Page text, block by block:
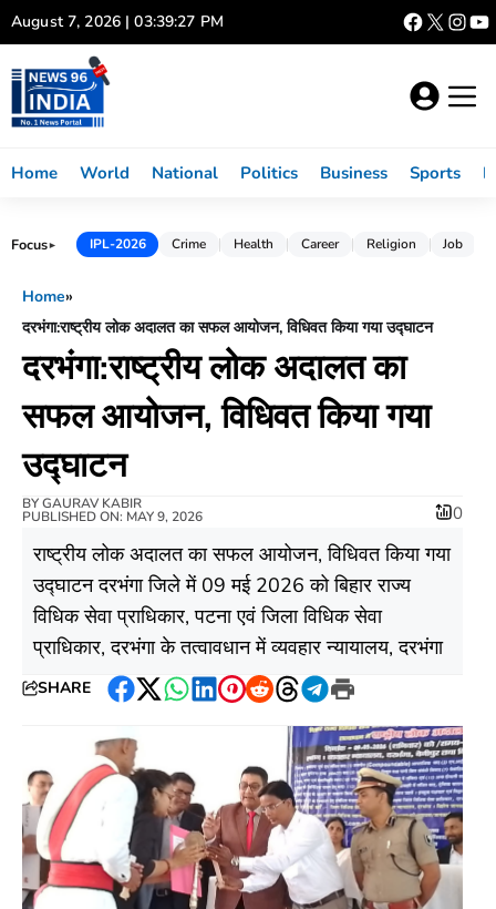
Skip
to
content
August 7, 2026 | 03:39:28 PM
Home World National Politics Business Sports
Focus► IPL-2026 Crime Health Career Religion Job
Home»
दरभंगा:राष्ट्रीय लोक अदालत का सफल आयोजन, विधिवत किया गया उद्घाटन
दरभंगा:राष्ट्रीय लोक अदालत का
सफल आयोजन, विधिवत किया गया
उद्घाटन
BYGAURAV KABIR
PUBLISHED ON: MAY 9, 2026 0
राष्ट्रीय लोक अदालत का सफल आयोजन, विधिवत किया गया
उद्घाटन दरभंगा जिले में 09 मई 2026 को बिहार राज्य
विधिक सेवा प्राधिकार, पटना एवं जिला विधिक सेवा
प्राधिकार, दरभंगा के तत्वावधान में व्यवहार न्यायालय, दरभंगा
SHARE
Facebook
Twitter
WhatsApp
LinkedIn
Pinterest
RedditThreads
Telegram
Print